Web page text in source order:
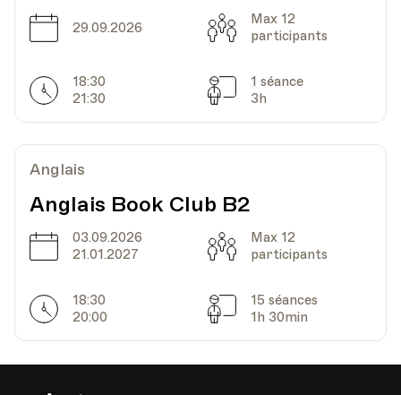
Escaliers du Marché 2, Lausanne
Date
29.11.2023 Heure
12.30
UPL - Université populaire de Lausanne -
Date
06.12.2023 Heure
12.30
Lieu
Escaliers du Marché 2, Lausanne
Date
29.09.2026 Capacité
Max 12
participants
Horarires
18:30
21:30
Séances
1 séance
3h
Anglais
Anglais Book Club B2
Date
03.09.2026
21.01.2027
Capacité
Max 12
participants
Horarires
18:30
20:00
Séances
15 séances
1h 30min